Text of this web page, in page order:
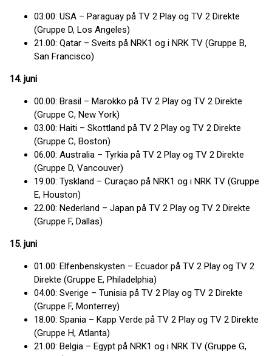
03.00: USA – Paraguay på TV 2 Play og TV 2 Direkte
(Gruppe D, Los Angeles)
21.00: Qatar – Sveits på NRK1 og i NRK TV (Gruppe B,
San Francisco)
14. juni
00.00: Brasil – Marokko på TV 2 Play og TV 2 Direkte
(Gruppe C, New York)
03.00: Haiti – Skottland på TV 2 Play og TV 2 Direkte
(Gruppe C, Boston)
06.00: Australia – Tyrkia på TV 2 Play og TV 2 Direkte
(Gruppe D, Vancouver)
19.00: Tyskland – Curaçao på NRK1 og i NRK TV (Gruppe
E, Houston)
22.00: Nederland – Japan på TV 2 Play og TV 2 Direkte
(Gruppe F, Dallas)
15. juni
01.00: Elfenbenskysten – Ecuador på TV 2 Play og TV 2
Direkte (Gruppe E, Philadelphia)
04.00: Sverige – Tunisia på TV 2 Play og TV 2 Direkte
(Gruppe F, Monterrey)
18.00: Spania – Kapp Verde på TV 2 Play og TV 2 Direkte
(Gruppe H, Atlanta)
21.00: Belgia – Egypt på NRK1 og i NRK TV (Gruppe G,